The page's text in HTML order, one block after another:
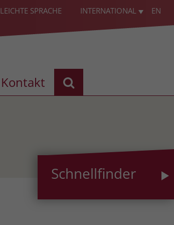
LEICHTE SPRACHE INTERNATIONAL EN
Kontakt
Schnellfinder